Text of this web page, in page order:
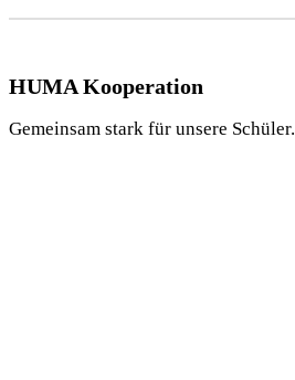
HUMA Kooperation
Gemeinsam stark für unsere Schüler.